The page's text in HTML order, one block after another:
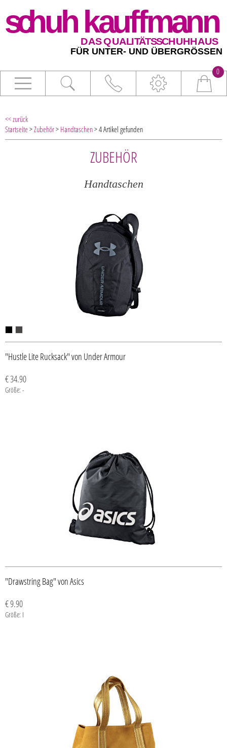
0
<< zurück
Startseite>Zubehör> Handtaschen> 4 Artikel gefunden
ZUBEHÖR
Handtaschen
"Hustle Lite Rucksack" von Under Armour
€ 34.90
Größe: -
"Drawstring Bag" von Asics
€ 9.90
Größe: I